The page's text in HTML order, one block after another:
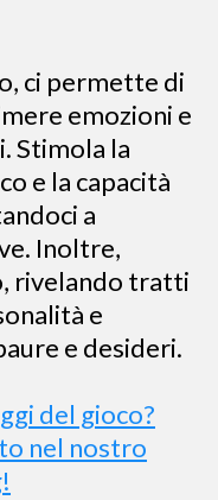
ci permette di
emozioni e
Stimola la
e la capacità
a
Inoltre,
rivelando tratti
e
e desideri.
del gioco?
nel nostro